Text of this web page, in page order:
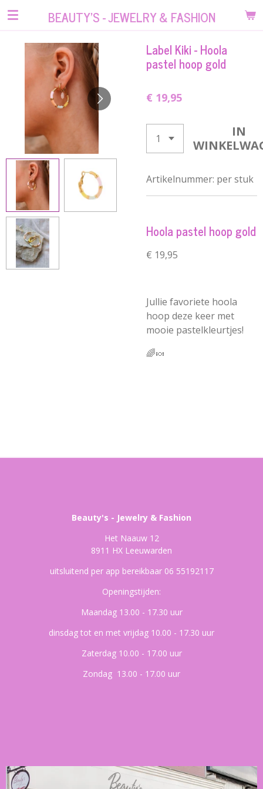
Ga
hoofdinhoud
BEAUTY'S - JEWELRY & FASHION
Label Kiki - Hoola
pastel hoop gold
€ 19,95
IN
Artikelnummer: per stuk
Hoola pastel hoop gold
€ 19,95
Jullie favoriete hoola
hoop deze keer met
mooie pastelkleurtjes!
🌈🍬
Beauty's - Jewelry & Fashion
Het Naauw 12
8911 HX Leeuwarden
uitsluitend per app bereikbaar 06 55192117
Openingstijden:
Maandag 13.00 - 17.30 uur
dinsdag tot en met vrijdag 10.00 - 17.30 uur
Zaterdag 10.00 - 17.00 uur
Zondag 13.00 - 17.00 uur